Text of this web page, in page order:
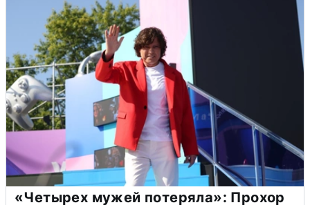
«Четырех мужей потеряла»: Прохор